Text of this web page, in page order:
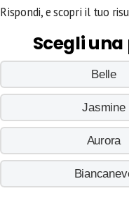
Rispondi, e scopri il tuo
Scegli
Belle
Jasmine
Aurora